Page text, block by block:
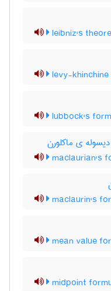
leibniz's
levy-
lubbock's
دیسوله ی ماکلورن
maclaurian's
maclaurin's
mean value
midpoint